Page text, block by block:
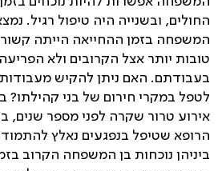
החולים, ובשנייה היה טיפול רגיל.
המשפחה בזמן ההחייאה הייתה
טובות יותר אצל הקרובים ולא
בעבודתם. האם ניתן להקיש
לטפל במקרי חירום של בני קהילתו?
אירוע טרור שקרה לפני מספר שנים,
הרופא שטיפל בנפגעים נאלץ
ביניהן נוכחות בן המשפחה הקרוב